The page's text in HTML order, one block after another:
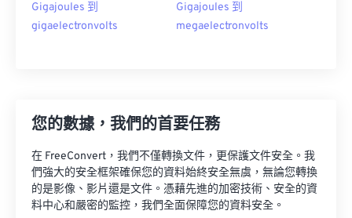
Gigajoules 到
gigaelectronvolts
Gigajoules 到
megaelectronvolts
您的數據，我們的首要任務
在 FreeConvert，我們不僅轉換文件，更保護文件安全。我
們強大的安全框架確保您的資料始終安全無虞，無論您轉換
的是影像、影片還是文件。憑藉先進的加密技術、安全的資
料中心和嚴密的監控，我們全面保障您的資料安全。